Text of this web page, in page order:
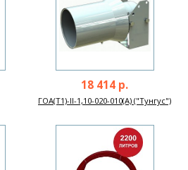
18 414 р.
ГОА(Т1)-II-1,10-020-010(А) ("Тунгус")